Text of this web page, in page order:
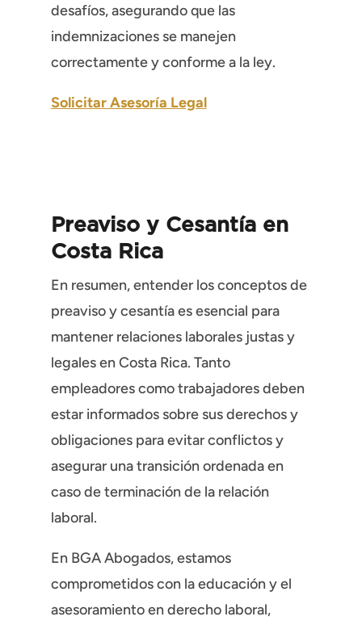
desafíos, asegurando que las
indemnizaciones se manejen
correctamente y conforme a la ley.
Solicitar Asesoría Legal
Preaviso y Cesantía en
Costa Rica
En resumen, entender los conceptos de
preaviso y cesantía es esencial para
mantener relaciones laborales justas y
legales en Costa Rica. Tanto
empleadores como trabajadores deben
estar informados sobre sus derechos y
obligaciones para evitar conflictos y
asegurar una transición ordenada en
caso de terminación de la relación
laboral.
En BGA Abogados, estamos
comprometidos con la educación y el
asesoramiento en derecho laboral,